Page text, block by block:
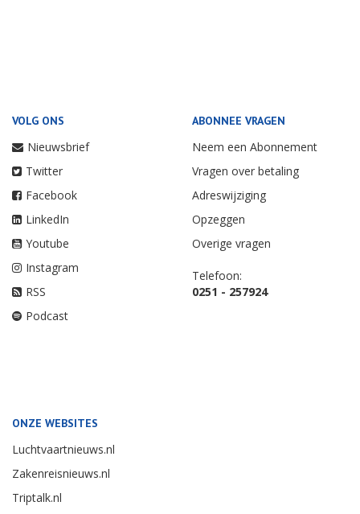
VOLG ONS
Nieuwsbrief
Twitter
Facebook
LinkedIn
Youtube
Instagram
RSS
Podcast
ABONNEE VRAGEN
Neem een Abonnement
Vragen over betaling
Adreswijziging
Opzeggen
Overige vragen
Telefoon:
0251 - 257924
ONZE WEBSITES
Luchtvaartnieuws.nl
Zakenreisnieuws.nl
Triptalk.nl